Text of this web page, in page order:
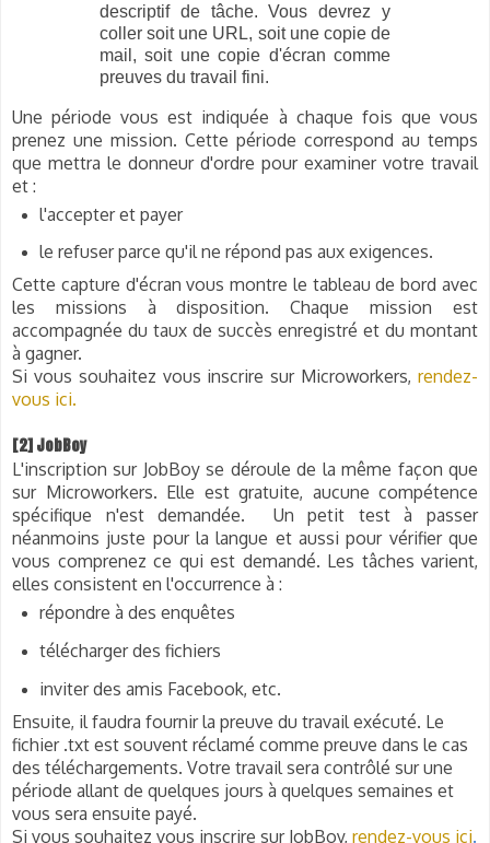
descriptif de tâche.Vous devrez y
coller soit une URL, soit une copie de
mail, soit une copie d'écran comme
preuves du travail fini.
Une période vous est indiquée à chaque fois que vous
prenez une mission. Cette période correspond au temps
que mettra le donneur d'ordre pour examiner votre travail
et :
l'accepter et payer
le refuser parce qu'il ne répond pas aux exigences.
Cette capture d'écran vous montre le tableau de bord avec
les missions à disposition. Chaque mission est
accompagnée du taux de succès enregistré et du montant
à gagner.
Si vous souhaitez vous inscrire sur Microworkers, rendez-
vous ici.
[2] JobBoy
L'inscription sur JobBoy se déroule de la même façon que
sur Microworkers. Elle est gratuite, aucune compétence
spécifique n'est demandée. Un petit test à passer
néanmoins juste pour la langue et aussi pour vérifier que
vous comprenez ce qui est demandé. Les tâches varient,
elles consistent en l'occurrence à :
répondre à des enquêtes
télécharger des fichiers
inviter des amis Facebook, etc.
Ensuite, il faudra fournir la preuve du travail exécuté. Le
fichier .txt est souvent réclamé comme preuve dans le cas
des téléchargements. Votre travail sera contrôlé sur une
période allant de quelques jours à quelques semaines et
vous sera ensuite payé.
Si vous souhaitez vous inscrire sur JobBoy, rendez-vous ici.